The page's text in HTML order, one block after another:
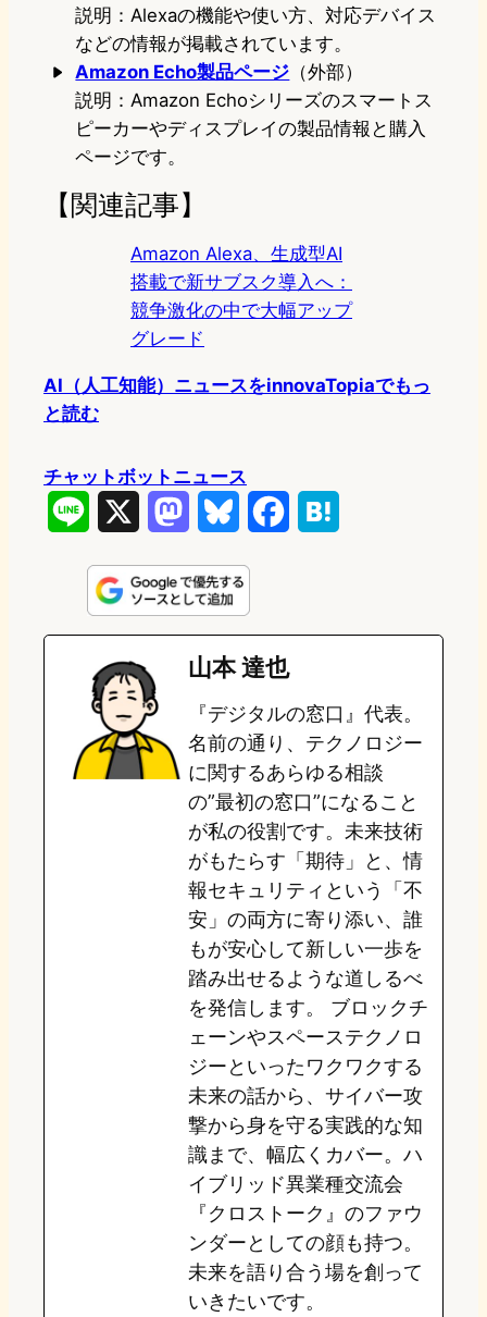
説明：Alexaの機能や使い方、対応デバイス
などの情報が掲載されています。
Amazon Echo製品ページ （外部）
説明：Amazon Echoシリーズのスマートス
ピーカーやディスプレイの製品情報と購入
ページです。
【関連記事】
Amazon Alexa、生成型AI
搭載で新サブスク導入へ：
競争激化の中で大幅アップ
グレード
AI（人工知能）ニュースをinnovaTopiaでもっ
と読む
チャットボットニュース
n
e
s
t
o
o
n
u
e
s
k
e
b
o
o
k
e
a
山本 達也
『デジタルの窓口』代表。
名前の通り、テクノロジー
に関するあらゆる相談
の”最初の窓口”になること
が私の役割です。未来技術
がもたらす「期待」と、情
報セキュリティという「不
安」の両方に寄り添い、誰
もが安心して新しい一歩を
踏み出せるような道しるべ
を発信します。 ブロックチ
ェーンやスペーステクノロ
ジーといったワクワクする
未来の話から、サイバー攻
撃から身を守る実践的な知
識まで、幅広くカバー。ハ
イブリッド異業種交流会
『クロストーク』のファウ
ンダーとしての顔も持つ。
未来を語り合う場を創って
いきたいです。